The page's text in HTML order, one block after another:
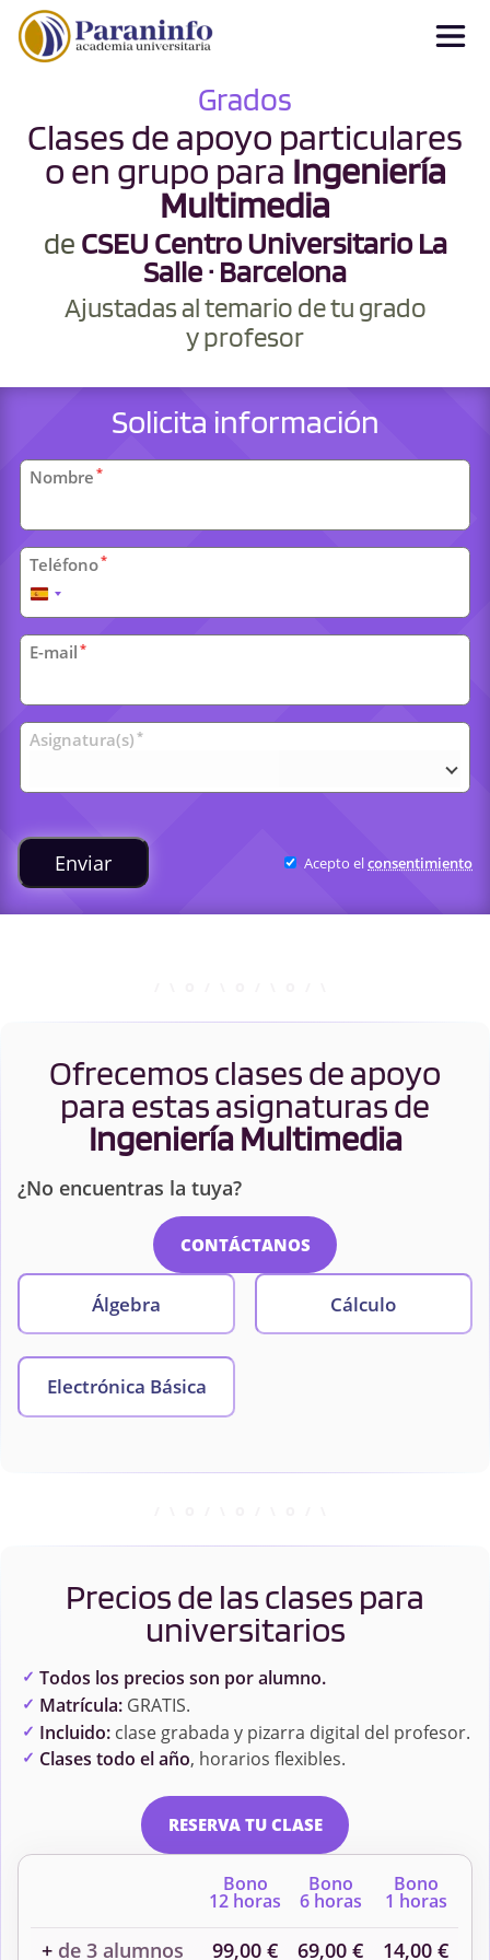
Grados
Clases de apoyo particulares
o en grupo para Ingeniería
Multimedia
de CSEU Centro Universitario La
Salle · Barcelona
Ajustadas al temario de tu grado
y profesor
Solicita información
Datos
personales
Nombre *
Teléfono*
España
+34
E-mail *
Clases
universitarias
Asignatura(s) *
Enviar Acepto elconsentimiento
Ofrecemos clases de apoyo
para estas asignaturas de
Ingeniería Multimedia
¿No encuentras la tuya?
CONTÁCTANOS
Álgebra Cálculo
Electrónica Básica
Precios de las clases para
universitarios
Todos los precios son por alumno.
Matrícula:GRATIS.
Incluido:clase grabada y pizarra digital del profesor.
Clases todo el año, horarios flexibles.
RESERVA TU CLASE
Bono
12 horas
Bono
6 horas
Bono
1 horas
+ de 3 alumnos 99,00 € 69,00 € 14,00 €